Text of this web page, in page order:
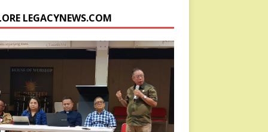
LEGACYNEWS.COM